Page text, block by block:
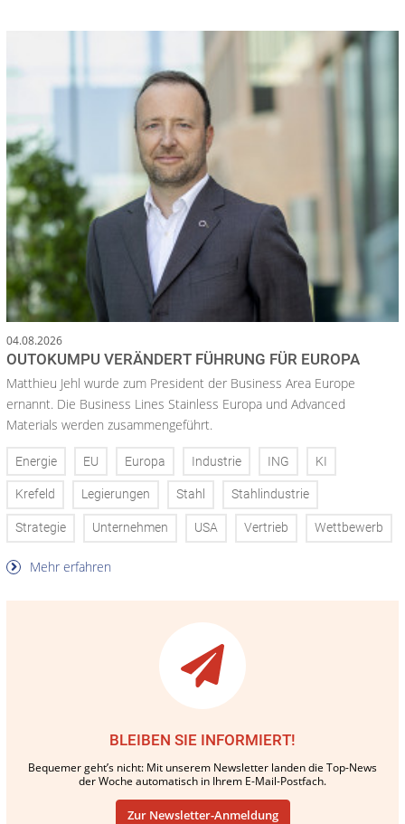
04.08.2026
OUTOKUMPU VERÄNDERT FÜHRUNG FÜR EUROPA
Matthieu Jehl wurde zum President der Business Area Europe
ernannt. Die Business Lines Stainless Europa und Advanced
Materials werden zusammengeführt.
Energie EU Europa Industrie ING KI
Krefeld Legierungen Stahl Stahlindustrie
Strategie Unternehmen USA Vertrieb Wettbewerb
Mehr erfahren
BLEIBEN SIE INFORMIERT!
Bequemer geht’s nicht: Mit unserem Newsletter landen die Top-News
der Woche automatisch in Ihrem E-Mail-Postfach.
Zur Newsletter-Anmeldung